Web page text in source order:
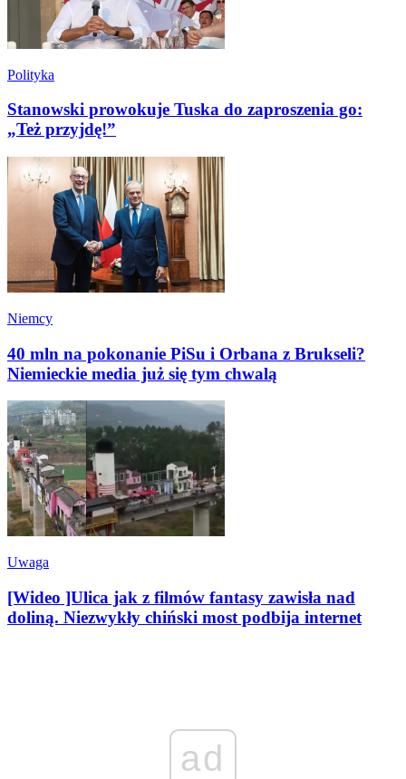
Polityka
Stanowski prowokuje Tuska do zaproszenia go:
„Też przyjdę!”
Niemcy
40 mln na pokonanie PiSu i Orbana z Brukseli?
Niemieckie media już się tym chwalą
Uwaga
[Wideo ]Ulica jak z filmów fantasy zawisła nad
doliną. Niezwykły chiński most podbija internet
ad